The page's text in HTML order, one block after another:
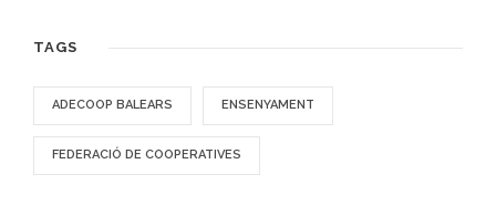
TAGS
ADECOOP BALEARS ENSENYAMENT
FEDERACIÓ DE COOPERATIVES